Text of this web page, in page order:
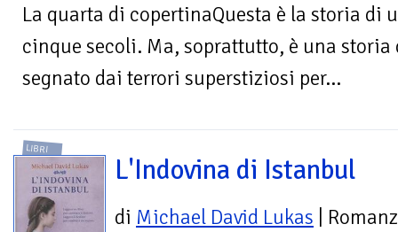
La quarta di copertinaQuesta è la storia di
cinque secoli. Ma, soprattutto, è una storia
segnato dai terrori superstiziosi per...
LIBRI
L'Indovina di Istanbul
di Michael David Lukas |